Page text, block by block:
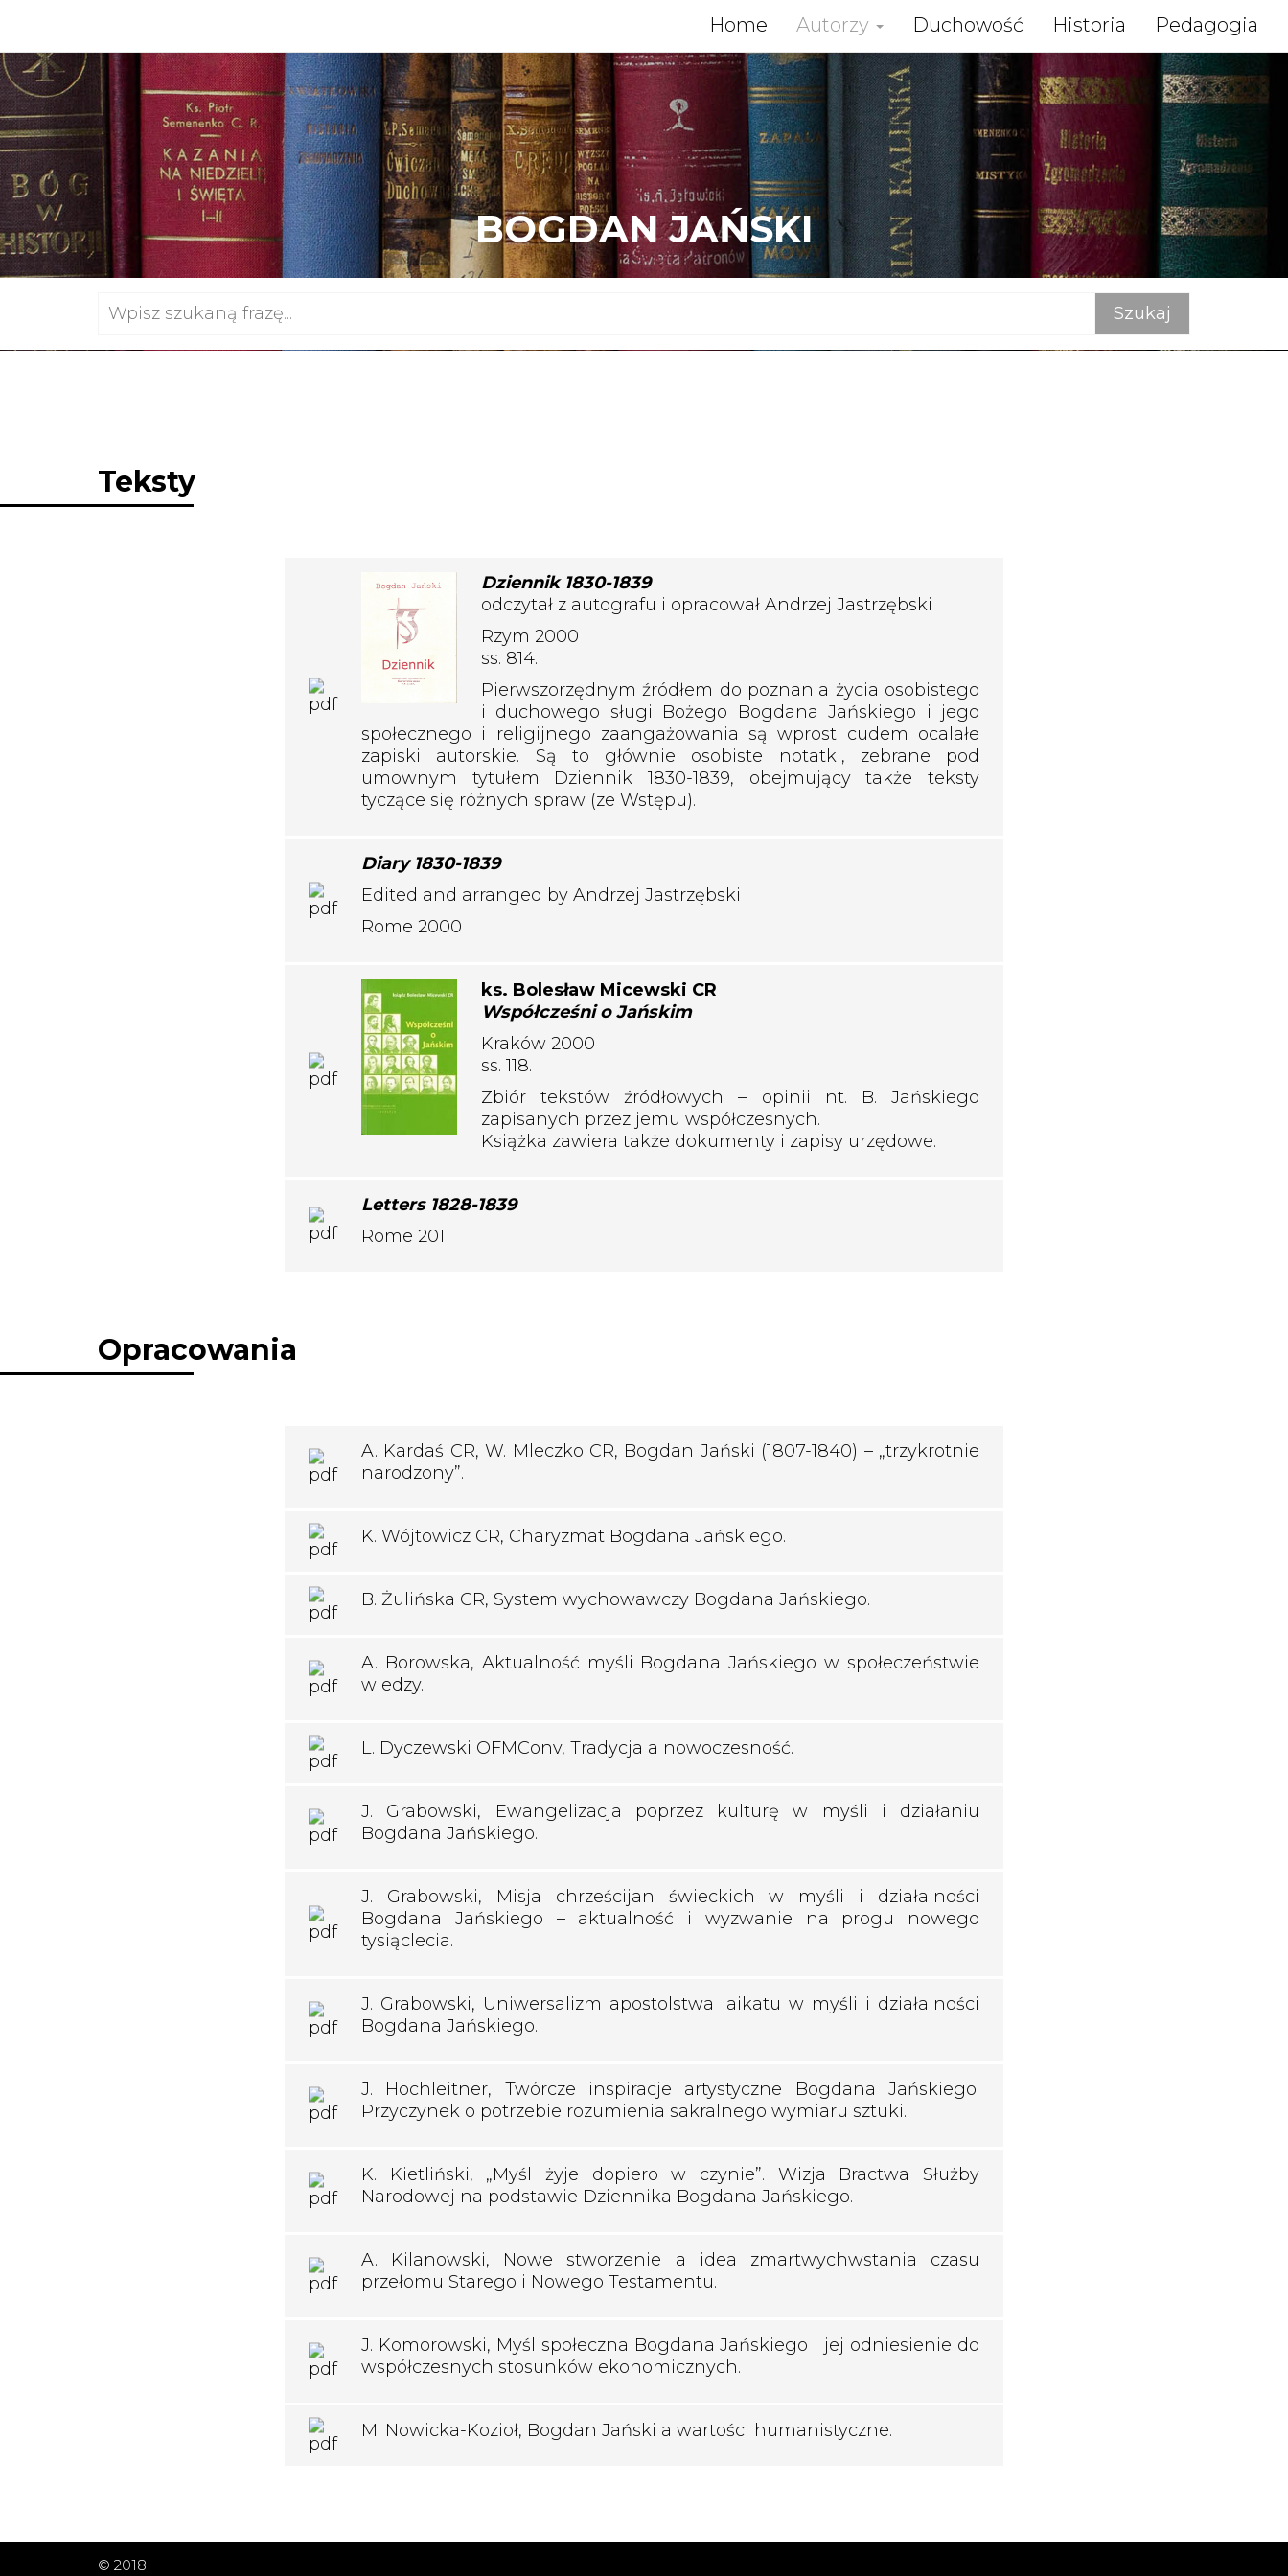
Home Autorzy Duchowość Historia Pedagogia
BOGDAN JAŃSKI
Teksty
Dziennik 1830-1839
odczytał z autografu i opracował Andrzej Jastrzębski
Rzym 2000
ss. 814.
Pierwszorzędnym źródłem do poznania życia osobistego
i duchowego sługi Bożego Bogdana Jańskiego i jego
społecznego i religijnego zaangażowania są wprost cudem ocalałe
zapiski autorskie. Są to głównie osobiste notatki, zebrane pod
umownym tytułem Dziennik 1830-1839, obejmujący także teksty
tyczące się różnych spraw (ze Wstępu).
Diary 1830-1839
Edited and arranged by Andrzej Jastrzębski
Rome 2000
ks. Bolesław Micewski CR
Współcześni o Jańskim
Kraków 2000
ss. 118.
Zbiór tekstów źródłowych – opinii nt. B. Jańskiego
zapisanych przez jemu współczesnych.
Książka zawiera także dokumenty i zapisy urzędowe.
Letters 1828-1839
Rome 2011
Opracowania
A. Kardaś CR, W. Mleczko CR, Bogdan Jański (1807-1840) – „trzykrotnie
narodzony”.
K. Wójtowicz CR, Charyzmat Bogdana Jańskiego.
B. Żulińska CR, System wychowawczy Bogdana Jańskiego.
A. Borowska, Aktualność myśli Bogdana Jańskiego w społeczeństwie
wiedzy.
L. Dyczewski OFMConv, Tradycja a nowoczesność.
J. Grabowski, Ewangelizacja poprzez kulturę w myśli i działaniu
Bogdana Jańskiego.
J. Grabowski, Misja chrześcijan świeckich w myśli i działalności
Bogdana Jańskiego – aktualność i wyzwanie na progu nowego
tysiąclecia.
J. Grabowski, Uniwersalizm apostolstwa laikatu w myśli i działalności
Bogdana Jańskiego.
J. Hochleitner, Twórcze inspiracje artystyczne Bogdana Jańskiego.
Przyczynek o potrzebie rozumienia sakralnego wymiaru sztuki.
K. Kietliński, „Myśl żyje dopiero w czynie”. Wizja Bractwa Służby
Narodowej na podstawie Dziennika Bogdana Jańskiego.
A. Kilanowski, Nowe stworzenie a idea zmartwychwstania czasu
przełomu Starego i Nowego Testamentu.
J. Komorowski, Myśl społeczna Bogdana Jańskiego i jej odniesienie do
współczesnych stosunków ekonomicznych.
M. Nowicka-Kozioł, Bogdan Jański a wartości humanistyczne.
© 2018